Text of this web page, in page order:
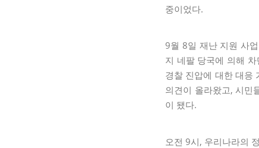
중이었다.
9월 8일 재난 지원 사
지 네팔 당국에 의해
경찰 진압에 대한 대응
의견이 올라왔고, 시민
이 됐다.
오전 9시, 우리나라의